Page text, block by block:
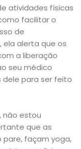
atividades físicas
facilitar o
de
alerta que os
a liberação
seu médico
para ser feito
não estou
que as
façam yoga,